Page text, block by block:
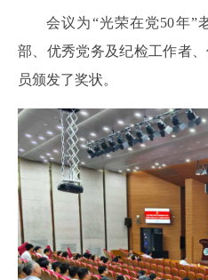
会议为“光荣在党50年”
部、优秀党务及纪检工作者
员颁发了奖状。